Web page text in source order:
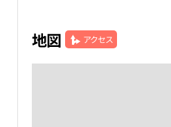
地図 アクセス